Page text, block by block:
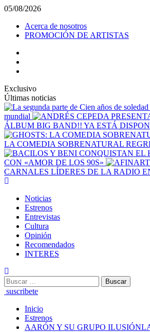
Saltar
contenido
05/08/2026
Acerca de nosotros
PROMOCIÓN DE ARTISTAS
Exclusivo
Últimas noticias
mundial
ÁLBUM BIG BAND!! YA ESTÁ
LA COMEDIA SOBRENATURAL
CON «AMOR DE LOS 90S»
CARNALES LÍDERES DE LA RADIO
Noticias
Estrenos
Entrevistas
Cultura
Opinión
Recomendados
INTERES
Buscar:
suscribete
Inicio
Estrenos
AARÓN Y SU GRUPO